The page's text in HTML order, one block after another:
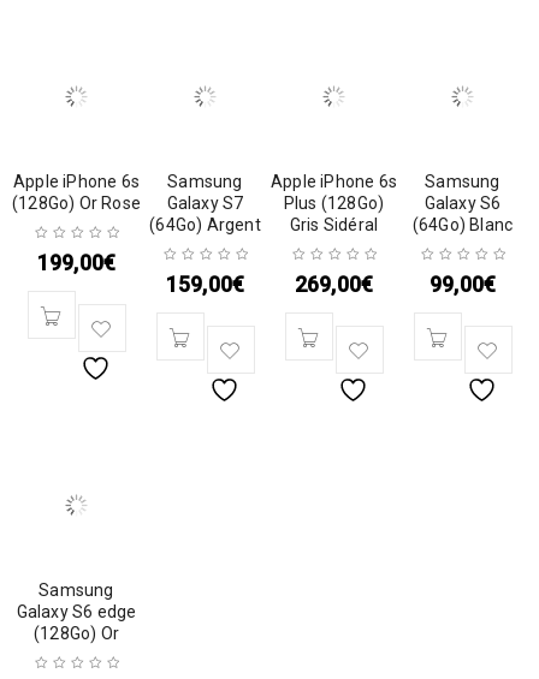
Apple iPhone 6s
(128Go) Or Rose
199,00€
Samsung
Galaxy S7
(64Go) Argent
159,00€
Apple iPhone 6s
Plus (128Go)
Gris Sidéral
269,00€
Samsung
Galaxy S6
(64Go) Blanc
99,00€
Samsung
Galaxy S6 edge
(128Go) Or